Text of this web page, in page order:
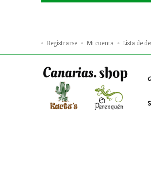
Registrarse Mi cuenta Lista de